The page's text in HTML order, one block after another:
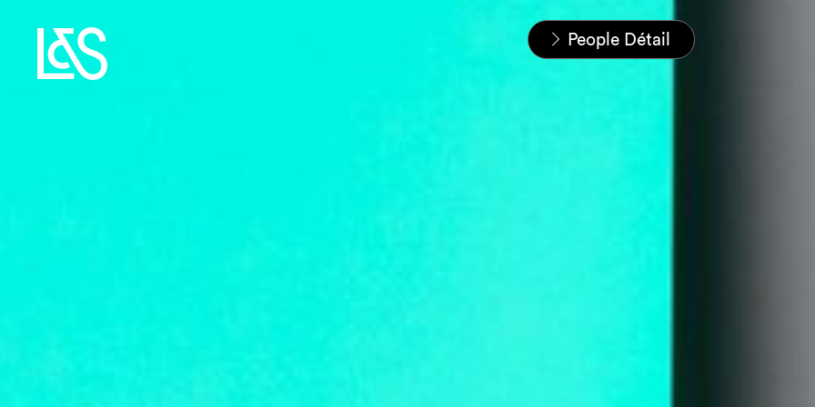
Home
Nos équipes
People Détail